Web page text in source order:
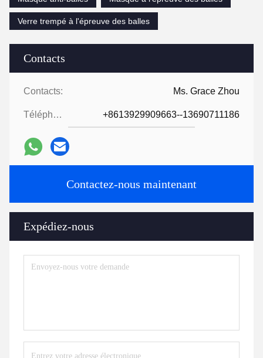
Contacts
Contacts: Ms. Grace Zhou
Téléphone: +8613929909663--13690711186
Contactez-nous maintenant
Expédiez-nous
Verre trempé à l'épreuve des balles